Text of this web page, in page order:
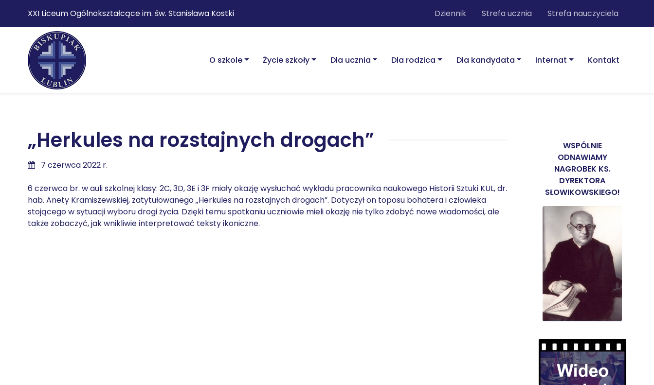
XXI Liceum Ogólnokształcące im. św. Stanisława Kostki Dziennik Strefa ucznia Strefa nauczyciela
O szkole Życie szkoły Dla ucznia Dla rodzica Dla kandydata Internat Kontakt
„Herkules na rozstajnych drogach”
7 czerwca 2022 r.
6 czerwca br. w auli szkolnej klasy: 2C, 3D, 3E i 3F miały okazję wysłuchać wykładu pracownika naukowego Historii Sztuki KUL, dr.
hab. Anety Kramiszewskiej, zatytułowanego „Herkules na rozstajnych drogach”. Dotyczył on toposu bohatera i człowieka
stojącego w sytuacji wyboru drogi życia. Dzięki temu spotkaniu uczniowie mieli okazję nie tylko zdobyć nowe wiadomości, ale
także zobaczyć, jak wnikliwie interpretować teksty ikoniczne.
WSPÓLNIE
ODNAWIAMY
NAGROBEK KS.
DYREKTORA
SŁOWIKOWSKIEGO!